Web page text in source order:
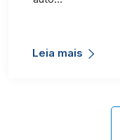
Leia mais